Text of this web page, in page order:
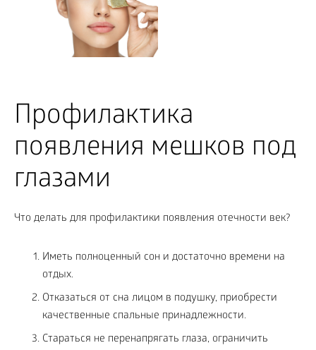
Профилактика
появления мешков под
глазами
Что делать для профилактики появления отечности век?
Иметь полноценный сон и достаточно времени на
отдых.
Отказаться от сна лицом в подушку, приобрести
качественные спальные принадлежности.
Стараться не перенапрягать глаза, ограничить